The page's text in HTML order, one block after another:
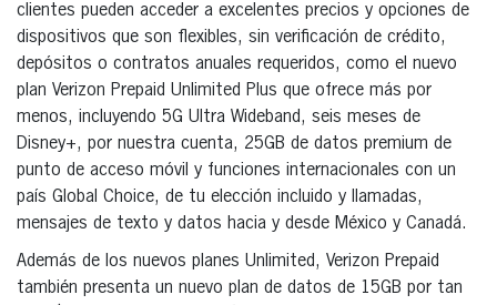
clientes pueden acceder a excelentes precios y opciones de
dispositivos que son flexibles, sin verificación de crédito,
depósitos o contratos anuales requeridos, como el nuevo
plan Verizon Prepaid Unlimited Plus que ofrece más por
menos, incluyendo 5G Ultra Wideband, seis meses de
Disney+, por nuestra cuenta, 25GB de datos premium de
punto de acceso móvil y funciones internacionales con un
país Global Choice, de tu elección incluido y llamadas,
mensajes de texto y datos hacia y desde México y Canadá.
Además de los nuevos planes Unlimited, Verizon Prepaid
también presenta un nuevo plan de datos de 15GB por tan